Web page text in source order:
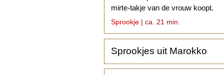
mirte-takje van de vrouw koopt.
Sprookje | ca. 21 min.
Sprookjes uit Marokko